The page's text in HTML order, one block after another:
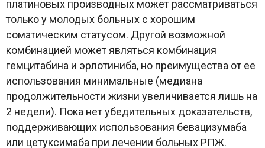
платиновых производных может рассматриваться
только у молодых больных с хорошим
соматическим статусом. Другой возможной
комбинацией может являться комбинация
гемцитабина и эрлотиниба, но преимущества от ее
использования минимальные (медиана
продолжительности жизни увеличивается лишь на
2 недели). Пока нет убедительных доказательств,
поддерживающих использования бевацизумаба
или цетуксимаба при лечении больных РПЖ.